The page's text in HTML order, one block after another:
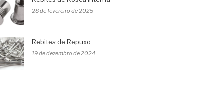
28 de fevereiro de 2025
Rebites de Repuxo
19 de dezembro de 2024